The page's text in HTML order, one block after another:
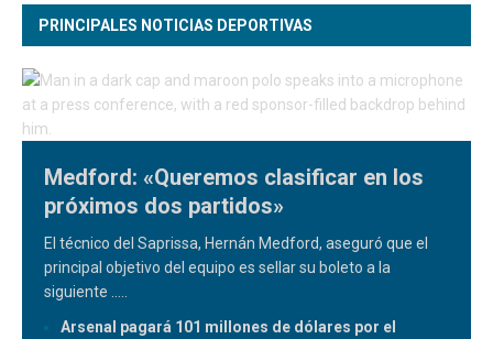
PRINCIPALES NOTICIAS DEPORTIVAS
Medford: «Queremos clasificar en los
próximos dos partidos»
El técnico del Saprissa, Hernán Medford, aseguró que el
principal objetivo del equipo es sellar su boleto a la
siguiente
Arsenal pagará 101 millones de dólares por el